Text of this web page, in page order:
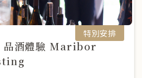
品酒體驗 Maribor
特別安排